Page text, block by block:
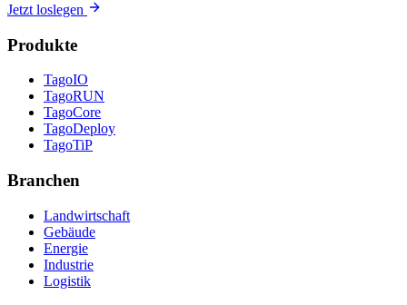
Jetzt loslegen
Produkte
TagoIO
TagoRUN
TagoCore
TagoDeploy
TagoTiP
Branchen
Landwirtschaft
Gebäude
Energie
Industrie
Logistik